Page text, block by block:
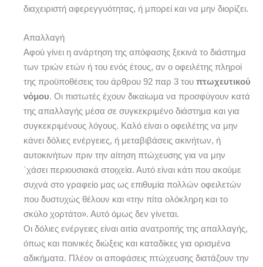
διαχειριστή αφερεγγυότητας, ή μπορεί και να μην διορίζει.
Απαλλαγή
Αφού γίνει η ανάρτηση της απόφασης ξεκινά το διάστημα
των τριών ετών ή του ενός έτους, αν ο οφειλέτης πληροί
της προϋποθέσεις του άρθρου 92 παρ 3 του πτωχευτικού
νόμου. Οι πιστωτές έχουν δικαίωμα να προσφύγουν κατά
της απαλλαγής μέσα σε συγκεκριμένο διάστημα και για
συγκεκριμένους λόγους. Καλό είναι ο οφειλέτης να μην
κάνει δόλιες ενέργειες, ή μεταβιβάσεις ακινήτων, ή
αυτοκινήτων πριν την αίτηση πτώχευσης για να μην
΄χάσει περιουσιακά στοιχεία. Αυτό είναι κάτι που ακούμε
συχνά στο γραφείο μας ως επιθυμία πολλών οφειλετών
που δυστυχώς θέλουν και «την πίτα ολόκληρη και το
σκύλο χορτάτο». Αυτό όμως δεν γίνεται.
Οι δόλιες ενέργειες είναι αιτία ανατροπής της απαλλαγής,
όπως και ποινικές διώξεις και καταδίκες για ορισμένα
αδικήματα. Πλέον οι αποφάσεις πτώχευσης διατάζουν την